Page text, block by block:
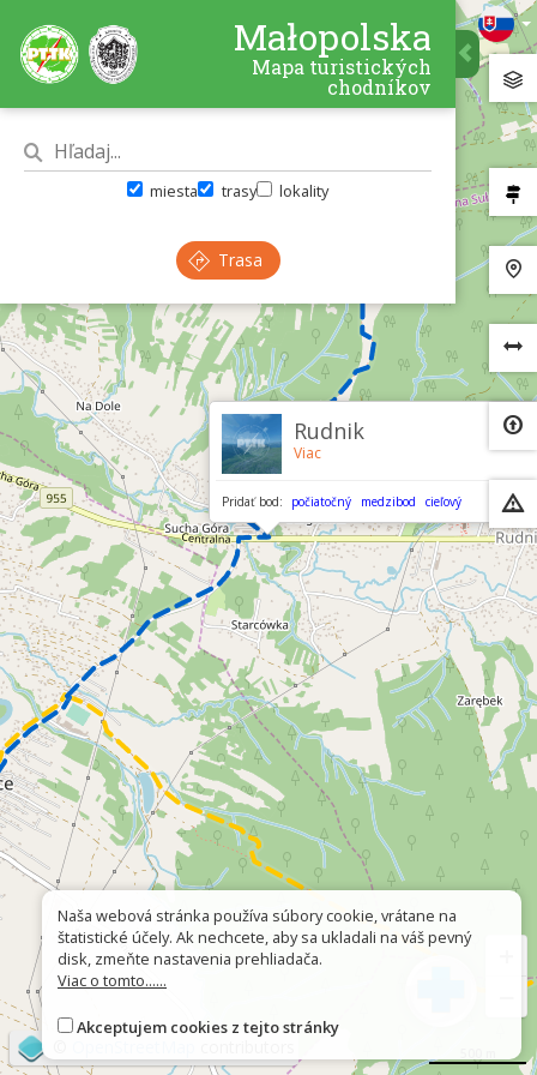
Rudnik
Viac
Pridať bod: počiatočný medzibod cieľový
Małopolska
Mapa turistických
chodníkov
miesta trasy lokality
Trasa
Naša webová stránka používa súbory cookie, vrátane na
štatistické účely. Ak nechcete, aby sa ukladali na váš pevný
disk, zmeňte nastavenia prehliadača.
Viac o tomto......
Akceptujem cookies z tejto stránky